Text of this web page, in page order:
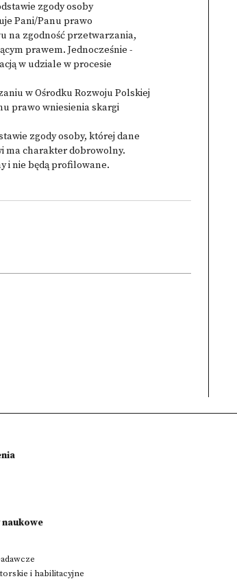
zgody osoby
Pani/Panu prawo
na zgodność przetwarzania,
prawem. Jednocześnie -
w udziale w procesie
w Ośrodku Rozwoju Polskiej
prawo wniesienia skargi
zgody osoby, której dane
ma charakter dobrowolny.
i nie będą profilowane.
i habilitacyjne